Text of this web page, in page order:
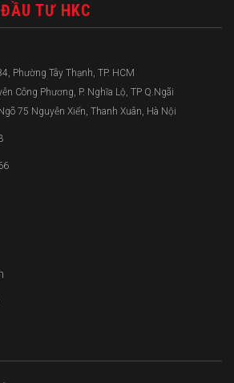
TƯ HKC
Phường Tây Thạnh, TP. HCM
Công Phương, P. Nghĩa Lộ, TP Q.Ngãi
75 Nguyễn Xiển, Thanh Xuân, Hà Nội